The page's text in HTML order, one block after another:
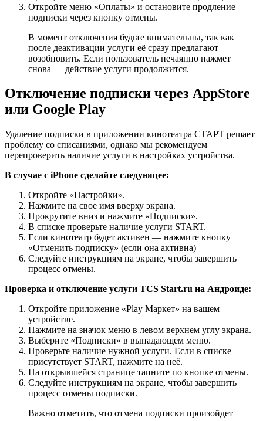
Откройте меню «Оплаты» и остановите продление
подписки через кнопку отмены.
В момент отключения будьте внимательны, так как
после деактивации услуги её сразу предлагают
возобновить. Если пользователь нечаянно нажмет
снова — действие услуги продолжится.
Отключение подписки через AppStore
или Google Play
Удаление подписки в приложении кинотеатра СТАРТ решает
проблему со списаниями, однако мы рекомендуем
перепроверить наличие услуги в настройках устройства.
В случае с iPhone сделайте следующее:
Откройте «Настройки».
Нажмите на свое имя вверху экрана.
Прокрутите вниз и нажмите «Подписки».
В списке проверьте наличие услуги START.
Если кинотеатр будет активен — нажмите кнопку
«Отменить подписку» (если она активна)
Следуйте инструкциям на экране, чтобы завершить
процесс отмены.
Проверка и отключение услуги TCS Start.ru на Андроиде:
Откройте приложение «Play Маркет» на вашем
устройстве.
Нажмите на значок меню в левом верхнем углу экрана.
Выберите «Подписки» в выпадающем меню.
Проверьте наличие нужной услуги. Если в списке
присутствует START, нажмите на неё.
На открывшейся странице тапните по кнопке отмены.
Следуйте инструкциям на экране, чтобы завершить
процесс отмены подписки.
Важно отметить, что отмена подписки произойдет